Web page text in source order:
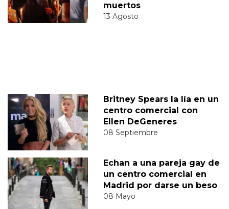
muertos
13 Agosto
Britney Spears la lía en un
centro comercial con
Ellen DeGeneres
08 Septiembre
Echan a una pareja gay de
un centro comercial en
Madrid por darse un beso
08 Mayo